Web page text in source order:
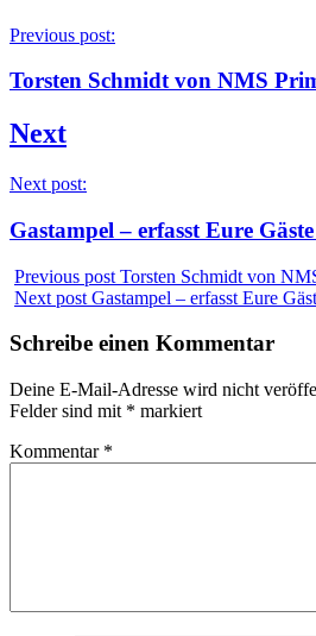
Previous post:
Torsten Schmidt von NMS
Next
Next post:
Gastampel – erfasst Eure
Previous post Torsten Schmidt von
Next post Gastampel – erfasst Eure
Schreibe einen Kommentar
Deine E-Mail-Adresse wird nicht
Felder sind mit * markiert
Kommentar *